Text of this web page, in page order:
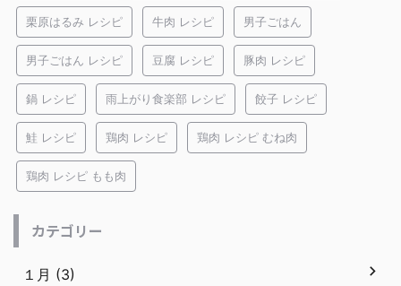
栗原はるみ レシピ 牛肉 レシピ 男子ごはん
男子ごはん レシピ 豆腐 レシピ 豚肉 レシピ
鍋 レシピ 雨上がり食楽部 レシピ 餃子 レシピ
鮭 レシピ 鶏肉 レシピ 鶏肉 レシピ むね肉
鶏肉 レシピ もも肉
カテゴリー
１月 (3)